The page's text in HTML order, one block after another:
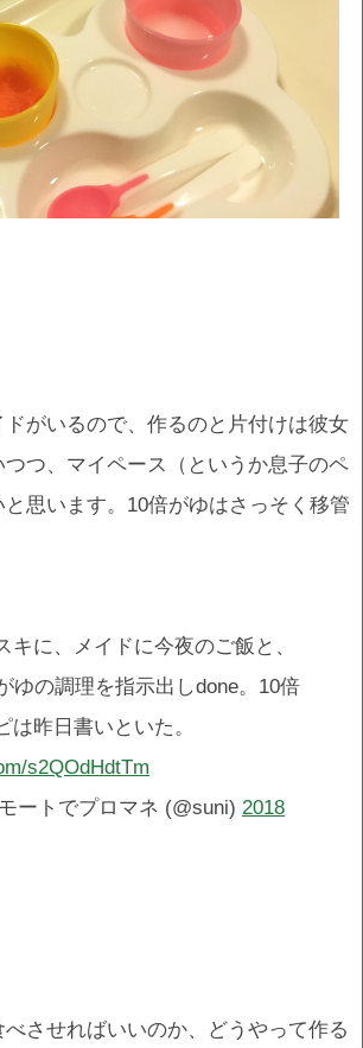
がいるので、作るのと片付けは彼女
つ、マイペース（というか息子のペ
思います。10倍がゆはさっそく移管
キに、メイドに今夜のご飯と、
ゆの調理を指示出しdone。10倍
は昨日書いといた。
s2QOdHdtTm
ートでプロマネ (@suni) 2018
させればいいのか、どうやって作る